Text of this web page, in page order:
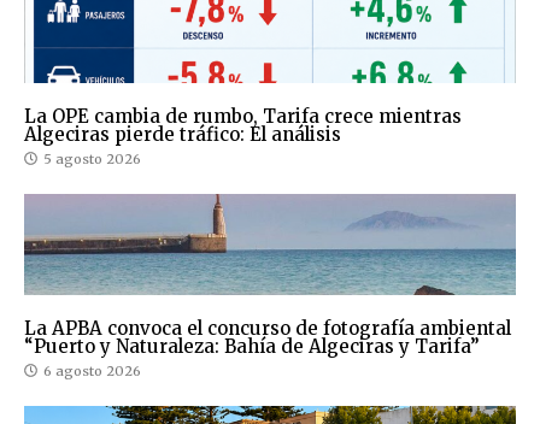
La OPE cambia de rumbo, Tarifa crece mientras
Algeciras pierde tráfico: El análisis
5 agosto 2026
La APBA convoca el concurso de fotografía ambiental
“Puerto y Naturaleza: Bahía de Algeciras y Tarifa”
6 agosto 2026